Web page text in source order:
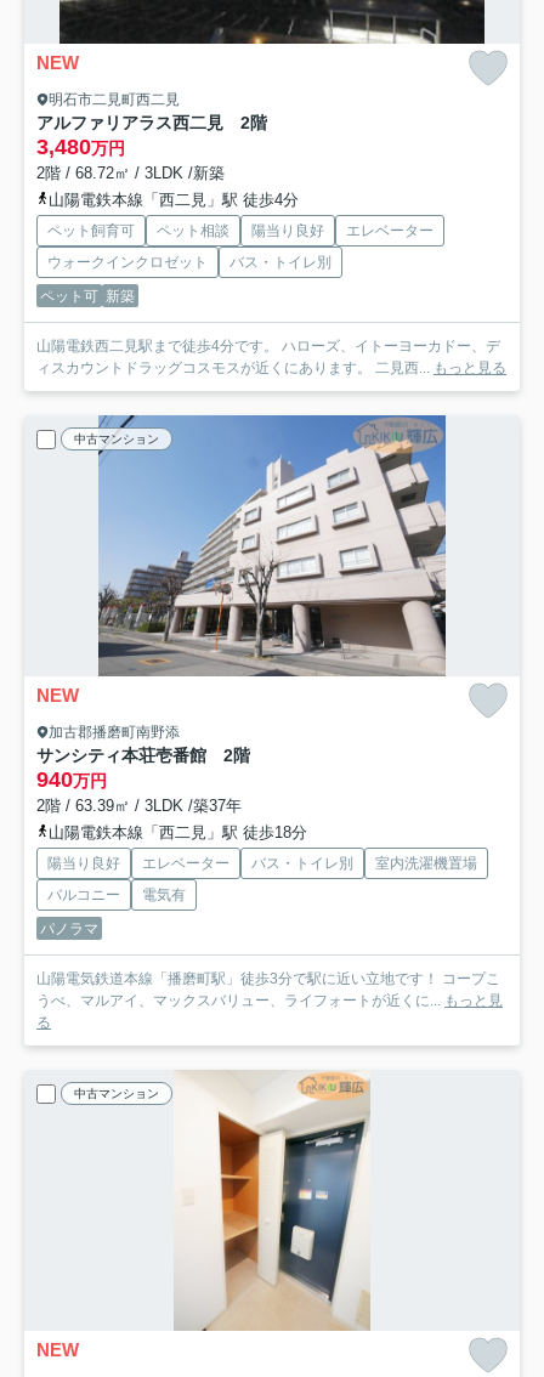
NEW
明石市二見町西二見
アルファリアラス西二見 2階
3,480万円
2階 / 68.72㎡ / 3LDK /新築
山陽電鉄本線「西二見」駅 徒歩4分
ペット飼育可 ペット相談 陽当り良好
エレベーター
ウォークインクロゼット
バス・トイレ別
ペット可 新築
山陽電鉄西二見駅まで徒歩4分です。 ハローズ、イトーヨーカドー、デ
ィスカウントドラッグコスモスが近くにあります。 二見西... もっと見る
中古マンション
NEW
加古郡播磨町南野添
サンシティ本荘壱番館 2階
940万円
2階 / 63.39㎡ / 3LDK /築37年
山陽電鉄本線「西二見」駅 徒歩18分
陽当り良好 エレベーター バス・トイレ別
室内洗濯機置場
バルコニー
電気有
パノラマ
山陽電気鉄道本線「播磨町駅」徒歩3分で駅に近い立地です！ コープこ
うべ、マルアイ、マックスバリュー、ライフォートが近くに... もっと見
る
中古マンション
NEW